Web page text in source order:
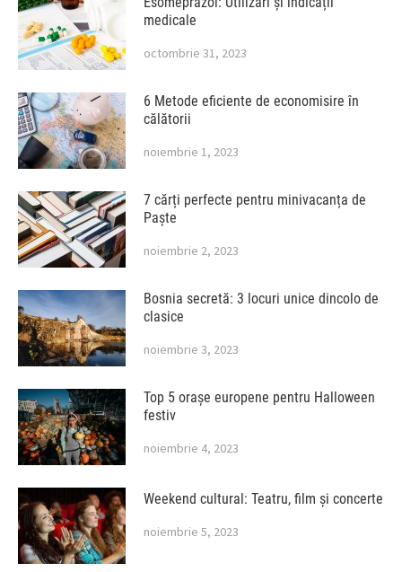
medicale
octombrie 31, 2023
6 Metode eficiente de economisire în
călătorii
noiembrie 1, 2023
7 cărți perfecte pentru minivacanța de
Paște
noiembrie 2, 2023
Bosnia secretă: 3 locuri unice dincolo de
clasice
noiembrie 3, 2023
Top 5 orașe europene pentru Halloween
festiv
noiembrie 4, 2023
Weekend cultural: Teatru, film și concerte
noiembrie 5, 2023